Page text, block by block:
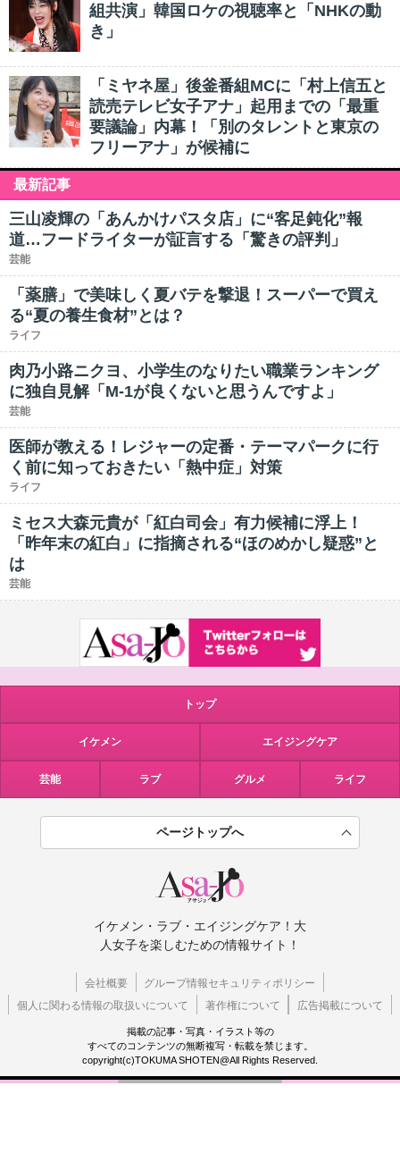
組共演」韓国ロケの視聴率と「NHKの動
き」
「ミヤネ屋」後釜番組MCに「村上信五と
読売テレビ女子アナ」起用までの「最重
要議論」内幕！「別のタレントと東京の
フリーアナ」が候補に
最新記事
三山凌輝の「あんかけパスタ店」に“客足鈍化”報
道…フードライターが証言する「驚きの評判」
芸能
「薬膳」で美味しく夏バテを撃退！スーパーで買え
る“夏の養生食材”とは？
ライフ
肉乃小路ニクヨ、小学生のなりたい職業ランキング
に独自見解「M-1が良くないと思うんですよ」
芸能
医師が教える！レジャーの定番・テーマパークに行
く前に知っておきたい「熱中症」対策
ライフ
ミセス大森元貴が「紅白司会」有力候補に浮上！
「昨年末の紅白」に指摘される“ほのめかし疑惑”と
は
芸能
トップ
イケメン エイジングケア
芸能 ラブ グルメ ライフ
ページトップへ
イケメン・ラブ・エイジングケア！大
人女子を楽しむための情報サイト！
会社概要
グループ情報セキュリティポリシー
個人に関わる情報の取扱いについて
著作権について 広告掲載について
掲載の記事・写真・イラスト等の
すべてのコンテンツの無断複写・転載を禁じます。
copyright(c)TOKUMA SHOTEN@All Rights Reserved.